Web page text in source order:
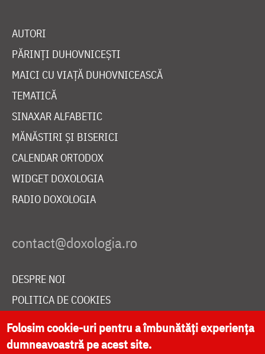
AUTORI
PĂRINȚI DUHOVNICEȘTI
MAICI CU VIAȚĂ DUHOVNICEASCĂ
TEMATICĂ
SINAXAR ALFABETIC
MĂNĂSTIRI ȘI BISERICI
CALENDAR ORTODOX
WIDGET DOXOLOGIA
RADIO DOXOLOGIA
DESPRE NOI
POLITICA DE COOKIES
DONEAZĂ ONLINE PENTRU CATEDRALA NAȚIONALĂ
Folosim cookie-uri pentru a îmbunătăți experiența
dumneavoastră pe acest site.